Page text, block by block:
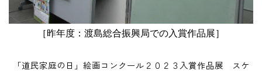
［昨年度：渡島総合振興局での入賞作品展］
「道民家庭の日」絵画コンクール２０２３入賞作品展 スケ